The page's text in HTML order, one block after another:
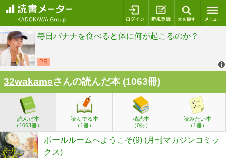
ログイン 新規登録
32wakameさんの読んだ本 (1063冊)
読んだ本
（1063冊）
読んでる本
（1冊）
積読本
（0冊）
読みたい本
（1冊）
ボールルームへようこそ(9) (月刊マガジンコミッ
クス)